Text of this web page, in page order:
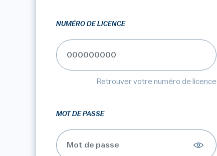
NUMÉRO DE LICENCE
Retrouver votre numéro de licence
MOT DE PASSE